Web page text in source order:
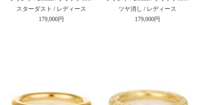
スターダスト / レディース
179,000円
ツヤ消し / レディース
179,000円